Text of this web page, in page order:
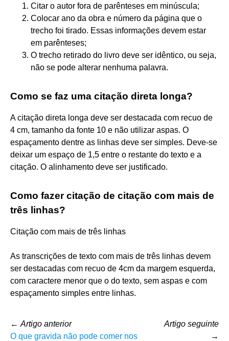
Citar o autor fora de parênteses em minúscula;
Colocar ano da obra e número da página que o
trecho foi tirado. Essas informações devem estar
em parênteses;
O trecho retirado do livro deve ser idêntico, ou seja,
não se pode alterar nenhuma palavra.
Como se faz uma citação direta longa?
A citação direta longa deve ser destacada com recuo de
4 cm, tamanho da fonte 10 e não utilizar aspas. O
espaçamento dentre as linhas deve ser simples. Deve-se
deixar um espaço de 1,5 entre o restante do texto e a
citação. O alinhamento deve ser justificado.
Como fazer citação de citação com mais de
três linhas?
Citação com mais de três linhas
As transcrições de texto com mais de três linhas devem
ser destacadas com recuo de 4cm da margem esquerda,
com caractere menor que o do texto, sem aspas e com
espaçamento simples entre linhas.
← Artigo anterior
O que gravida não pode comer nos
Artigo seguinte
→